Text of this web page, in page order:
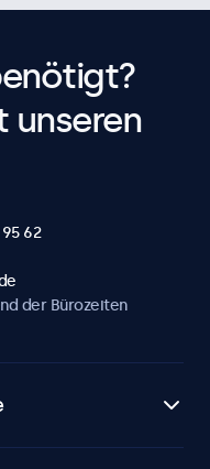
unseren
62
der Bürozeiten